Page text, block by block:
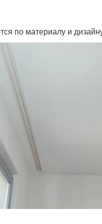
по материалу и